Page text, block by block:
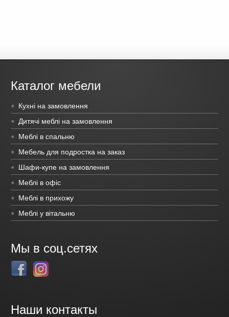
Каталог мебели
Кухні на замовлення
Дитячі меблі на замовлення
Меблі в спальню
Мебель для подростка на заказ
Шафи-купе на замовлення
Меблі в офіс
Меблі в прихожу
Меблі у вітальню
Мы в соц.сетях
Наши контакты